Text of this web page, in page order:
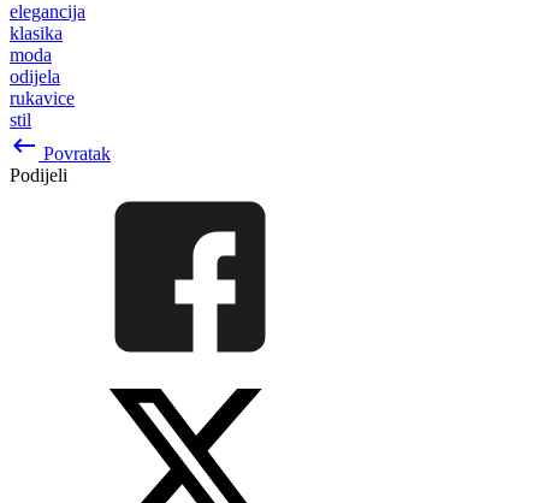
elegancija
klasika
moda
odijela
rukavice
stil
keyboard_backspace Povratak
Podijeli